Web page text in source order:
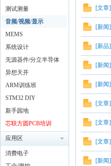
测试测量
音频/视频/显示
MEMS
系统设计
无源器件/分立半导体
异想天开
ARM训练班
STM32 DIY
新手园地
芯联方圆PCB培训
应用区
消费电子
[文章]
[新闻]
[新品]
[新闻]
[新闻]
[文章]
[文章]
[文章]
[新闻]